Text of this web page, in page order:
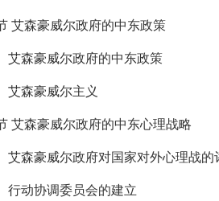
艾森豪威尔政府的中东政策
艾森豪威尔政府的中东政策
艾森豪威尔主义
艾森豪威尔政府的中东心理战略
艾森豪威尔政府对国家对外心理战的
行动协调委员会的建立